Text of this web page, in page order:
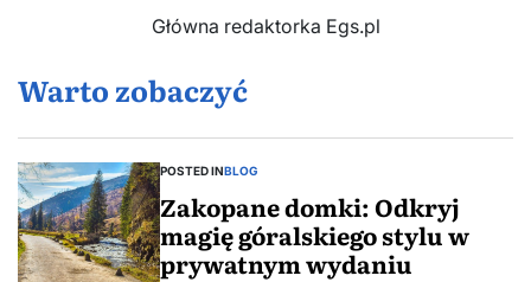
Główna redaktorka Egs.pl
Warto zobaczyć
POSTED INBLOG
Zakopane domki: Odkryj
magię góralskiego stylu w
prywatnym wydaniu